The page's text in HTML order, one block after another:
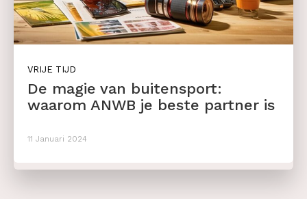
VRIJE TIJD
De magie van buitensport:
waarom ANWB je beste partner is
11 Januari 2024